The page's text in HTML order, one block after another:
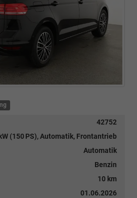
42752
(150 PS), Automatik, Frontantrieb
Automatik
Benzin
10 km
01.06.2026